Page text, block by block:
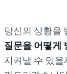
당신의 상황을
질문을 어떻게
지켜낼 수 있